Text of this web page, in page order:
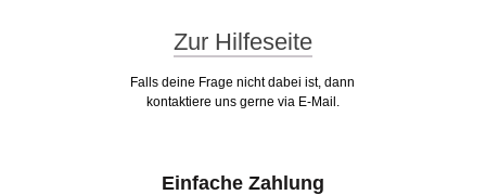
Zur Hilfeseite
Falls deine Frage nicht dabei ist, dann
kontaktiere uns gerne via E-Mail.
Einfache Zahlung